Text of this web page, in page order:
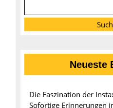
Neueste
Die Faszination der
Sofortige Erinnerungen